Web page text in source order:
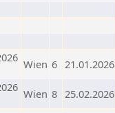
Wien 6 21.01.2026
Wien 8 25.02.2026